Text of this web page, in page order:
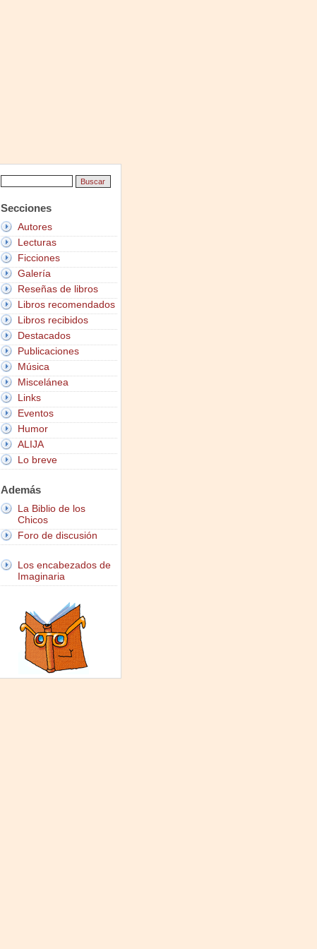
Secciones
Autores
Lecturas
Ficciones
Galería
Reseñas de libros
Libros recomendados
Libros recibidos
Destacados
Publicaciones
Música
Miscelánea
Links
Eventos
Humor
ALIJA
Lo breve
Además
La Biblio de los
Chicos
Foro de discusión
Los encabezados de
Imaginaria